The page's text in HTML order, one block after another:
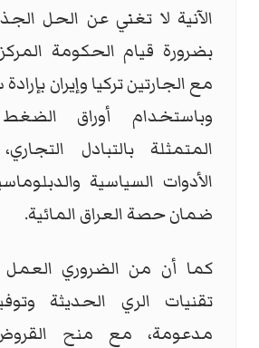
الآنية لا تغني عن الحل
بضرورة قيام الحكومة
مع الجارتين تركيا وإيران
وباستخدام أوراق الضغط
المتمثلة بالتبادل
الأدوات السياسية
ضمان حصة العراق المائية.
كما أن من الضروري
تقنيات الري الحديثة
مدعومة، مع منح